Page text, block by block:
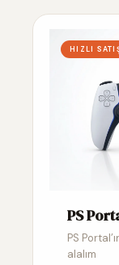
HIZLI
PS
PS
alalım